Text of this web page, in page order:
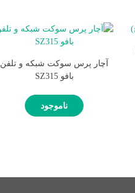
آچار پرس سوکت شبکه و تلفن
بافو SZ315
ناموجود